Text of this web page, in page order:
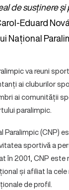
de susținere
Eduard
Național
va reuni
ai cluburilor
ai comunității
paralimpic.
Paralimpic (CNP)
sportivă a
în 2001, CNP
și afiliat la
de profil.